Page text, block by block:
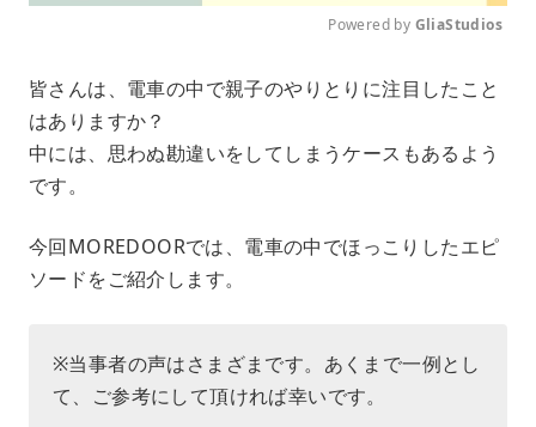
u
e
Powered by GliaStudios
皆さんは、電車の中で親子のやりとりに注目したこと
はありますか？
中には、思わぬ勘違いをしてしまうケースもあるよう
です。
今回MOREDOORでは、電車の中でほっこりしたエピ
ソードをご紹介します。
※当事者の声はさまざまです。あくまで一例とし
て、ご参考にして頂ければ幸いです。